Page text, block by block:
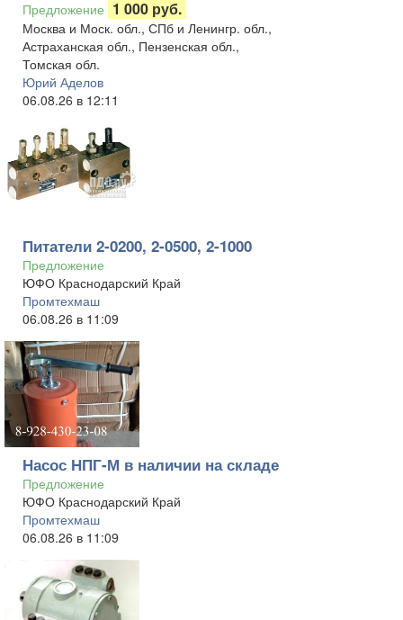
Предложение 1 000 руб.
Москва и Моск. обл., СПб и Ленингр. обл.,
Астраханская обл., Пензенская обл.,
Томская обл.
Юрий Аделов
06.08.26 в 12:11
Питатели 2-0200, 2-0500, 2-1000
Предложение
ЮФО Краснодарский Край
Промтехмаш
06.08.26 в 11:09
Насос НПГ-М в наличии на складе
Предложение
ЮФО Краснодарский Край
Промтехмаш
06.08.26 в 11:09